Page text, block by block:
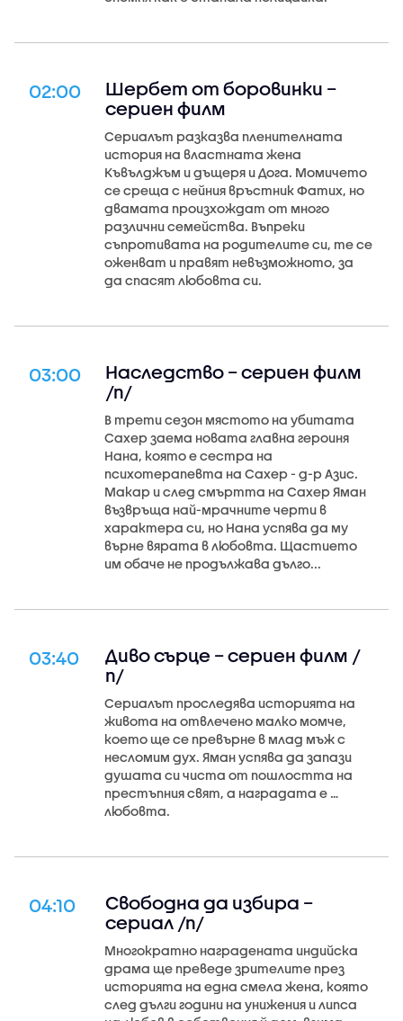
02:00
Шербет от боровинки –
сериен филм
Сериалът разказва пленителната
история на властната жена
Къвълджъм и дъщеря и Дога. Момичето
се среща с нейния връстник Фатих, но
двамата произхождат от много
различни семейства. Въпреки
съпротивата на родителите си, те се
оженват и правят невъзможното, за
да спасят любовта си.
03:00
Наследство – сериен филм
/п/
В трети сезон мястото на убитата
Сахер заема новата главна героиня
Нана, която е сестра на
психотерапевта на Сахер - д-р Азис.
Макар и след смъртта на Сахер Яман
възвръща най-мрачните черти в
характера си, но Нана успява да му
върне вярата в любовта. Щастието
им обаче не продължава дълго...
03:40
Диво сърце – сериен филм /
п/
Сериалът проследява историята на
живота на отвлечено малко момче,
което ще се превърне в млад мъж с
несломим дух. Яман успява да запази
душата си чиста от пошлостта на
престъпния свят, а наградата е …
любовта.
04:10
Свободна да избира –
сериал /п/
Многократно наградената индийска
драма ще преведе зрителите през
историята на една смела жена, която
след дълги години на унижения и липса